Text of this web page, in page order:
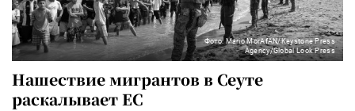
Фото: Mario MorAfAN/Keystone Press
Agency/Global Look Press
Нашествие мигрантов в Сеуте
раскалывает ЕС